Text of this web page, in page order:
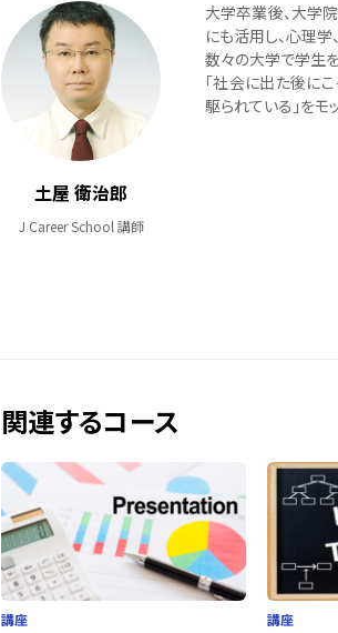
土屋 衛治郎
J Career School 講師
大学卒業後、大学
にも活用し、心理学
数々の大学で学生
「社会に出た後に
駆られている」をモ
関連するコース
講座 講座